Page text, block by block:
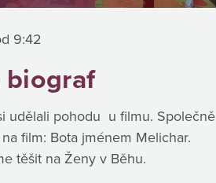
9:42
biograf
udělali pohodu u filmu. Společně
film: Bota jménem Melichar.
těšit na Ženy v Běhu.